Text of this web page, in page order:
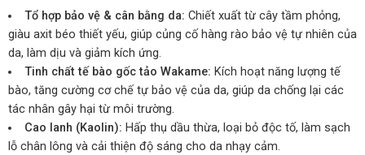
Tổ hợp bảo vệ & cân bằng da: Chiết xuất từ cây tầm phỏng,
giàu axit béo thiết yếu, giúp củng cố hàng rào bảo vệ tự nhiên của
da, làm dịu và giảm kích ứng.
Tinh chất tế bào gốc tảo Wakame: Kích hoạt năng lượng tế
bào, tăng cường cơ chế tự bảo vệ của da, giúp da chống lại các
tác nhân gây hại từ môi trường.
Cao lanh (Kaolin): Hấp thụ dầu thừa, loại bỏ độc tố, làm sạch
lỗ chân lông và cải thiện độ sáng cho da nhạy cảm.